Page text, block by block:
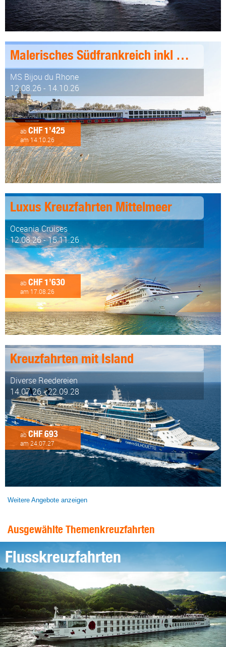
Malerisches Südfrankreich inkl Genusspaket 8 Tage ab/an Lyon
MS Bijou du Rhone
12.08.26 - 14.10.26
ab CHF 1’425
am 14.10.26
Luxus Kreuzfahrten Mittelmeer
Oceania Cruises
12.08.26 - 15.11.26
ab CHF 1’630
am 17.08.26
Kreuzfahrten mit Island
Diverse Reedereien
14.07.26 - 22.09.28
abCHF 693
am 24.07.27
Weitere Angebote anzeigen
Ausgewählte Themenkreuzfahrten
Flusskreuzfahrten